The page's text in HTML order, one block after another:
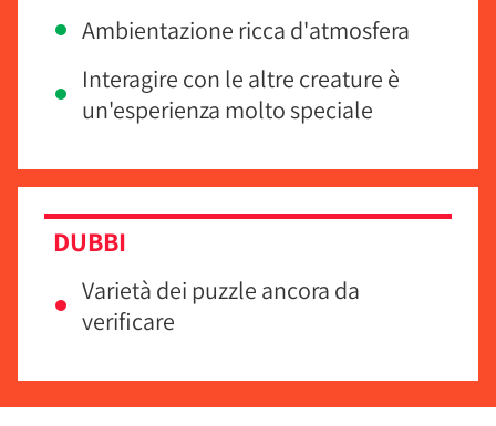
Ambientazione ricca d'atmosfera
Interagire con le altre creature è
un'esperienza molto speciale
DUBBI
Varietà dei puzzle ancora da
verificare